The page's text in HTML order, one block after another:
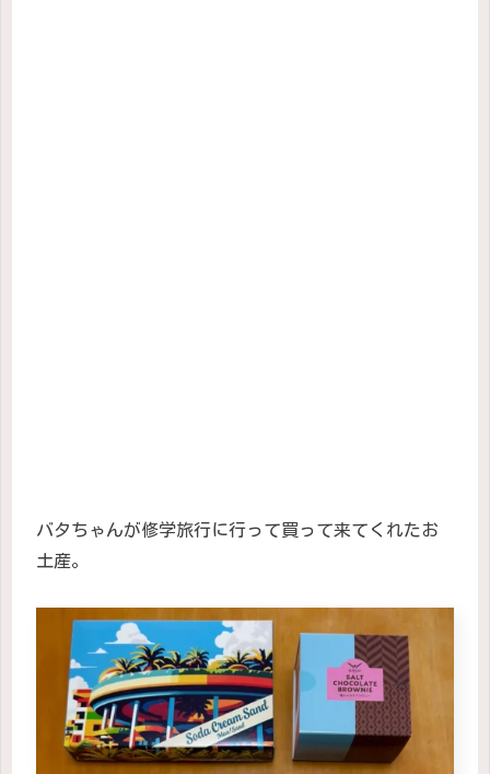
バタちゃんが修学旅行に行って買って来てくれたお
土産。